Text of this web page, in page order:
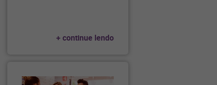
+ continue lendo